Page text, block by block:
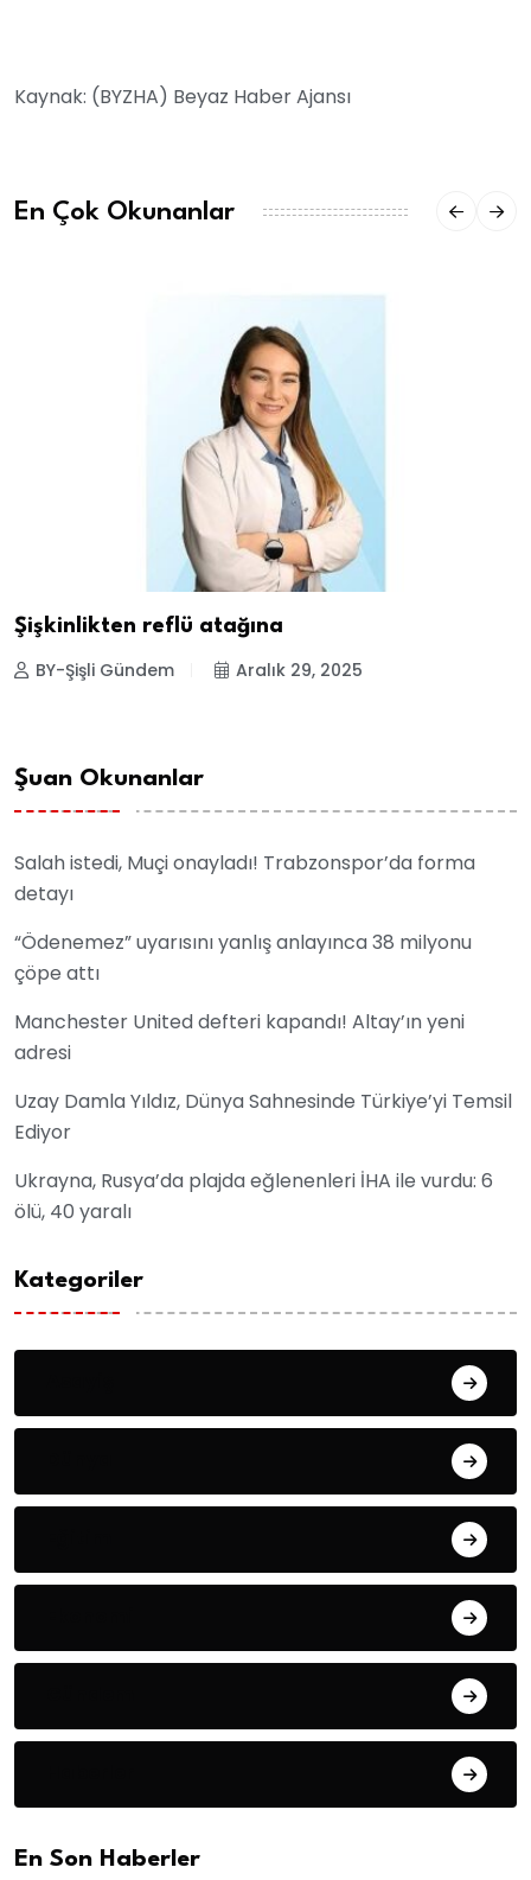
Kaynak: (BYZHA) Beyaz Haber Ajansı
En Çok Okunanlar
Şişkinlikten reflü atağına
BY-Şişli Gündem Aralık 29, 2025
Şuan Okunanlar
Salah istedi, Muçi onayladı! Trabzonspor’da forma
detayı
“Ödenemez” uyarısını yanlış anlayınca 38 milyonu
çöpe attı
Manchester United defteri kapandı! Altay’ın yeni
adresi
Uzay Damla Yıldız, Dünya Sahnesinde Türkiye’yi Temsil
Ediyor
Ukrayna, Rusya’da plajda eğlenenleri İHA ile vurdu: 6
ölü, 40 yaralı
Kategoriler
En Son Haberler